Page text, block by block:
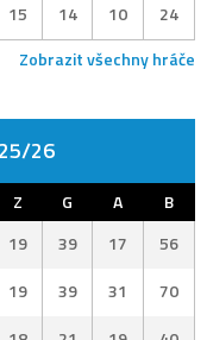
15 14 10
24
Zobrazit všechny hráče
25/26
Z G A
B
19 39 17
56
19 39 31
70